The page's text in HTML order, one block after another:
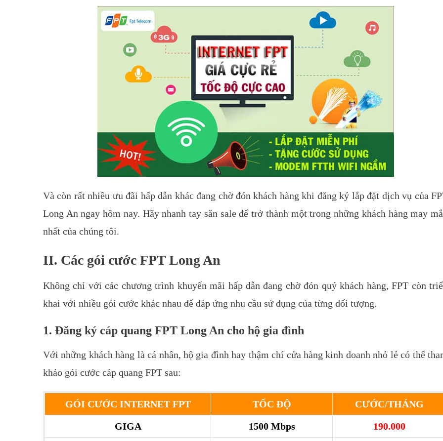
Và còn rất nhiều ưu đãi hấp dẫn khác đang chờ đón khách hàng khi đăng ký lắp đặt dịch vụ của
Long An ngay hôm nay. Hãy nhanh tay săn sale để trở thành một trong những khách hàng may
nhất của chúng tôi.
II. Các gói cước FPT Long An
Không chỉ với các chương trình khuyến mãi hấp dẫn đang chờ đón quý khách hàng, FPT còn
khai với nhiều gói cước khác nhau để đáp ứng nhu cầu sử dụng của từng đối tượng.
1. Đăng ký cáp quang FPT Long An cho hộ gia đình
Với những khách hàng là cá nhân, hộ gia đình hay thậm chí cửa hàng kinh doanh nhỏ lẻ có thể
khảo gói cước cáp quang FPT sau:
GÓI CƯỚC INTERNET FPT TỐC ĐỘ CƯỚC/THÁNG
GIGA 1500 Mbps 190.000